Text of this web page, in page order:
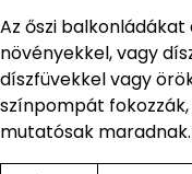
Az őszi
növényekkel, vagy
díszfüvekkel vagy
színpompát
mutatósak maradnak.